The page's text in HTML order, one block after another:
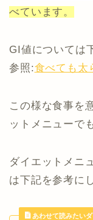
べています。
GI値については
参照:食べても太
この様な食事を
ットメニューで
ダイエットメニ
は下記を参考に
あわせて読みたい